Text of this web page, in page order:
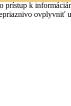
k
ovplyvniť